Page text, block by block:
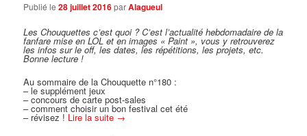
Publié le28 juillet 2016parAlagueul
Les Chouquettes c’est quoi ? C’est l’actualité hebdomadaire de la
fanfare mise en LOL et en images « Paint », vous y retrouverez
les infos sur le off, les dates, les répétitions, les projets, etc.
Bonne lecture !
Au sommaire de la Chouquette n°180 :
– le supplément jeux
– concours de carte post-sales
– comment choisir un bon festival cet été
– révisez ! Lire la suite →